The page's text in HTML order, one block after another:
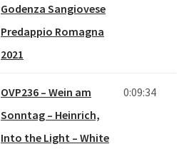
Godenza Sangiovese
Predappio Romagna
2021
OVP236 – Wein am
Sonntag – Heinrich,
Into the Light – White
0:09:34